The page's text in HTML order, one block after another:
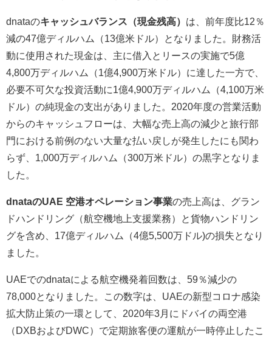
dnataのキャッシュバランス（現金残高） は、前年度比12％
減の47億ディルハム（13億米ドル）となりました。財務活
動に使用された現金は、主に借入とリースの実施で5億
4,800万ディルハム（1億4,900万米ドル）に達した一方で、
必要不可欠な投資活動に1億4,900万ディルハム（4,100万米
ドル）の純現金の支出がありました。2020年度の営業活動
からのキャッシュフローは、大幅な売上高の減少と旅行部
門における前例のない大量な払い戻しが発生したにも関わ
らず、1,000万ディルハム（300万米ドル）の黒字となりま
した。
dnataのUAE 空港オペレーション事業の売上高は、グラン
ドハンドリング（航空機地上支援業務）と貨物ハンドリン
グを含め、17億ディルハム（4億5,500万ドル)の損失となり
ました。
UAEでのdnataによる航空機発着回数は、59％減少の
78,000となりました。この数字は、UAEの新型コロナ感染
拡大防止策の一環として、2020年3月にドバイの両空港
（DXBおよびDWC）で定期旅客便の運航が一時停止したこ